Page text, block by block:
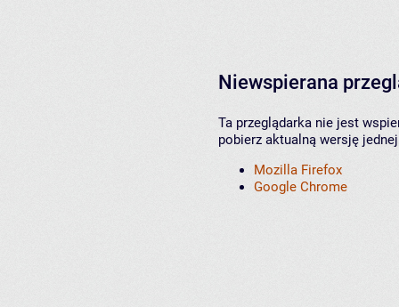
Niewspierana
Ta przeglądarka nie jest
pobierz aktualną wersję
Mozilla Firefox
Google Chrome